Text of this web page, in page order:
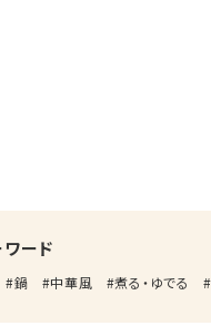
ード
鍋 中華風 煮る・ゆでる